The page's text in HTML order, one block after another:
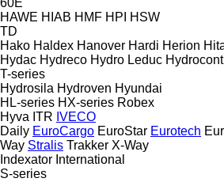
HAWE HIAB HMF HPI
HSW
TD
Hako Haldex Hanover Hardi Herion
Hydac Hydreco Hydro Leduc
T-series
Hydrosila Hydroven Hyundai
HL-series HX-series Robex
Hyva ITR IVECO
Daily EuroCargo EuroStar Eurotech
Way Stralis Trakker X-Way
Indexator International
S-series